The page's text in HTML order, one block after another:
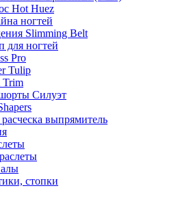
Hot Huez
ногтей
Slimming Belt
для ногтей
Pro
Tulip
Trim
Силуэт
выпрямитель
стопки